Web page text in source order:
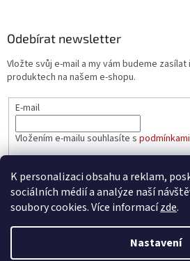
K personalizaci obsahu a reklam,
sociálních médií a analýze naší
soubory cookies. Více informacízde.
Nastavení
Odebírat newsletter
Vložte svůj e-mail a my vám budeme
produktech na našem e-shopu.
E-mail
Vložením e-mailu souhlasíte s
PŘIHLÁSIT SE